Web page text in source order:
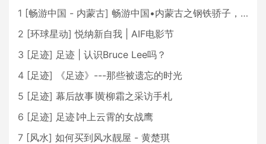
1 [畅游中国 - 内蒙古] 畅游中国•内蒙古之钢铁骄子，魅力包头
2 [环球星动] 悦纳新自我 | AIF电影节
3 [足迹] 足迹 | 认识Bruce Lee吗？
4 [足迹]
《足迹》---那些被遗忘的时光
5 [足迹] 幕后故事∣黄柳霜之采访手札
6 [足迹] 足迹∣冲上云霄的女战鹰
7 [风水] 如何买到风水靓屋 - 黄楚琪